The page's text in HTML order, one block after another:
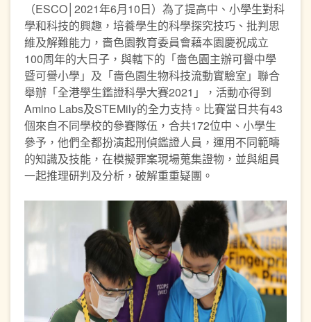
（ESCO│2021年6月10日）為了提高中、小學生對科
學和科技的興趣，培養學生的科學探究技巧、批判思
維及解難能力，嗇色園教育委員會藉本園慶祝成立
100周年的大日子，與轄下的「嗇色園主辦可譽中學
暨可譽小學」及「嗇色園生物科技流動實驗室」聯合
舉辦「全港學生鑑證科學大賽2021」，活動亦得到
Amino Labs及STEMily的全力支持。比賽當日共有43
個來自不同學校的參賽隊伍，合共172位中、小學生
參予，他們全都扮演起刑偵鑑證人員，運用不同範疇
的知識及技能，在模擬罪案現場蒐集證物，並與組員
一起推理研判及分析，破解重重疑團。